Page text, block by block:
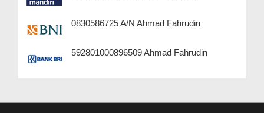
0830586725 A/N Ahmad Fahrudin
592801000896509 Ahmad Fahrudin